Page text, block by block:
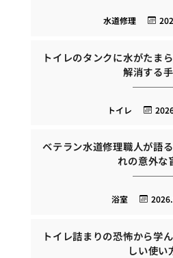
水道修理
トイレのタンクに水がたま
解消する
トイレ
ベテラン水道修理職人が語
れの意外な
浴室
トイレ詰まりの恐怖から学
しい使い